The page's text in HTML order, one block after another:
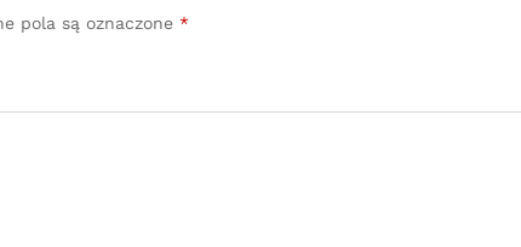
pola są oznaczone *